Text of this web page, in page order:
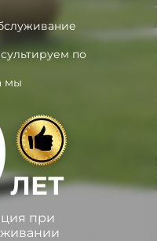
по
мы
ЛЕТ
при